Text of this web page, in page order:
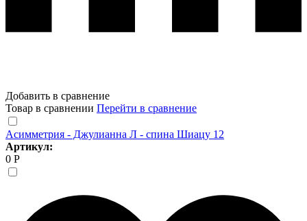
Добавить в сравнение
Товар в сравнении Перейти в сравнение
Асимметрия - Джулианна Л - спина Шиацу 12
Артикул:
0 Р